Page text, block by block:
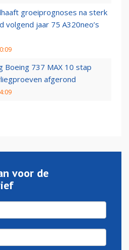
groeiprognoses na sterk
volgend jaar 75 A320neo’s
Boeing 737 MAX 10 stap
afgerond
voor de